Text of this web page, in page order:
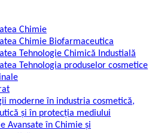
Chimie
Chimie Biofarmaceutica
Tehnologie Chimică Industială
Tehnologia produselor cosmetice
moderne în industria cosmetică,
și în protecția mediului
Avansate în Chimie și